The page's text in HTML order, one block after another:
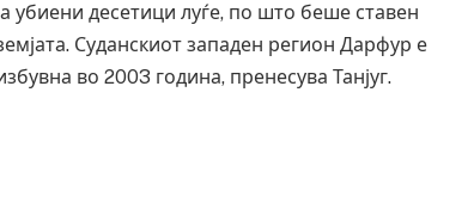
десетици луѓе, по што беше ставен
Суданскиот западен регион Дарфур е
во 2003 година, пренесува Танјуг.